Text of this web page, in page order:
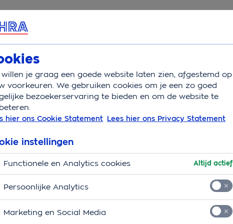
& Contact
Golden retriever
willen je graag een goede website laten zien, afgestemd op
voorkeuren. We gebruiken cookies om je een zo goed
bezoekerservaring te bieden en om de website te
hier ons Cookie Statement Lees hier ons Privacy Statement
instellingen
Functionele en Analytics cookies Altijd actief
Persoonlijke Analytics
Marketing en Social Media